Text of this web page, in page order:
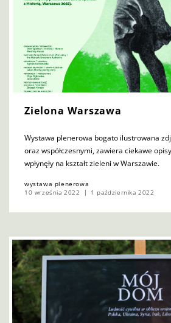
Zielona Warszawa
Wystawa plenerowa bogato ilustrowana
oraz współczesnymi, zawiera ciekawe
wpłynęły na kształt zieleni w Warszawie.
wystawa plenerowa
10 września 2022
1 października 2022